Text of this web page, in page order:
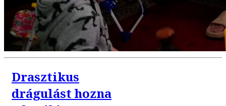
Drasztikus
drágulást hozna